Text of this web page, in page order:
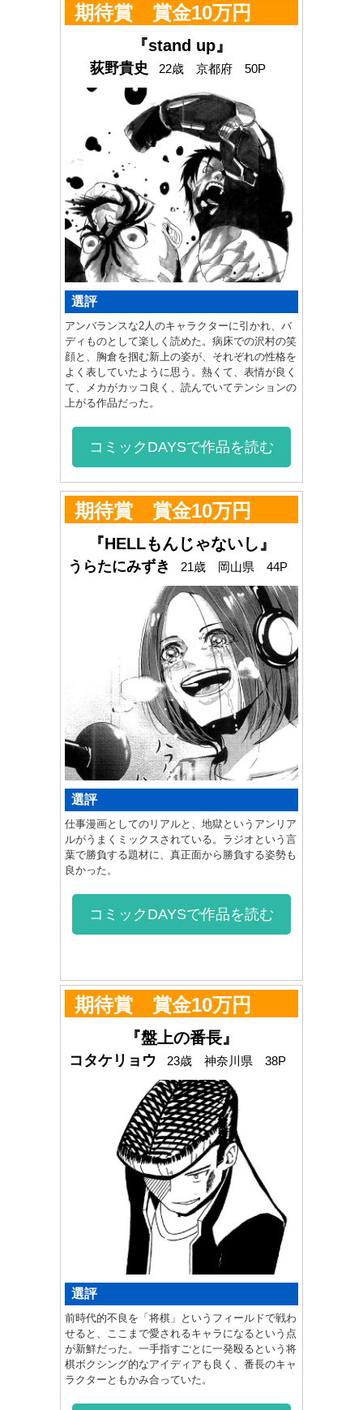
期待賞 賞金10万円
『stand up』
荻野貴史 22歳 京都府 50P
選評
アンバランスな2人のキャラクターに引かれ、バ
ディものとして楽しく読めた。病床での沢村の笑
顔と、胸倉を掴む新上の姿が、それぞれの性格を
よく表していたように思う。熱くて、表情が良く
て、メカがカッコ良く、読んでいてテンションの
上がる作品だった。
コミックDAYSで作品を読む
期待賞 賞金10万円
『HELLもんじゃないし』
うらたにみずき 21歳 岡山県 44P
選評
仕事漫画としてのリアルと、地獄というアンリア
ルがうまくミックスされている。ラジオという言
葉で勝負する題材に、真正面から勝負する姿勢も
良かった。
コミックDAYSで作品を読む
期待賞 賞金10万円
『盤上の番長』
コタケリョウ 23歳 神奈川県 38P
選評
前時代的不良を「将棋」というフィールドで戦わ
せると、ここまで愛されるキャラになるという点
が新鮮だった。一手指すごとに一発殴るという将
棋ボクシング的なアイディアも良く、番長のキャ
ラクターともかみ合っていた。